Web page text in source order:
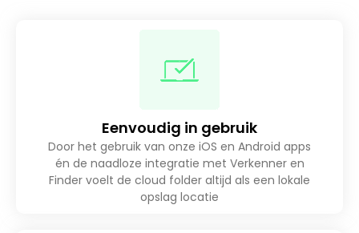
Eenvoudig in gebruik
Door het gebruik van onze iOS en Android apps
én de naadloze integratie met Verkenner en
Finder voelt de cloud folder altijd als een lokale
opslag locatie